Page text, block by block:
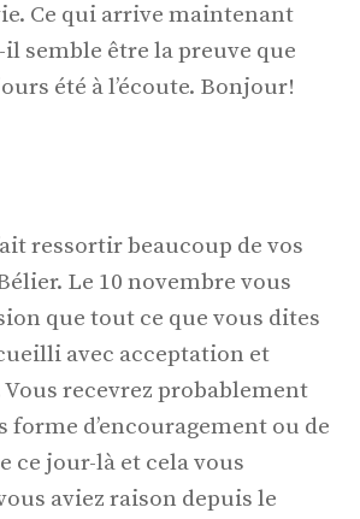
Ce qui arrive maintenant
semble être la preuve que
été à l’écoute. Bonjour!
ressortir beaucoup de vos
Le 10 novembre vous
que tout ce que vous dites
avec acceptation et
recevrez probablement
forme d’encouragement ou de
ce jour-là et cela vous
aviez raison depuis le